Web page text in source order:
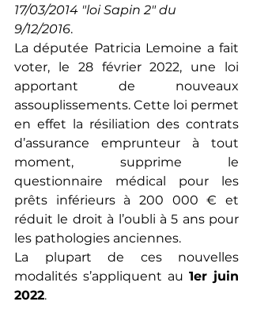
17/03/2014 "loi Sapin 2" du
9/12/2016.
La députée Patricia Lemoine a fait
voter, le 28 février 2022, une loi
apportant de nouveaux
assouplissements. Cette loi permet
en effet la résiliation des contrats
d’assurance emprunteur à tout
moment, supprime le
questionnaire médical pour les
prêts inférieurs à 200 000 € et
réduit le droit à l’oubli à 5 ans pour
les pathologies anciennes.
La plupart de ces nouvelles
modalités s’appliquent au 1er juin
2022.